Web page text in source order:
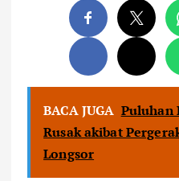
BACA JUGA Puluhan
Rusak akibat
Longsor